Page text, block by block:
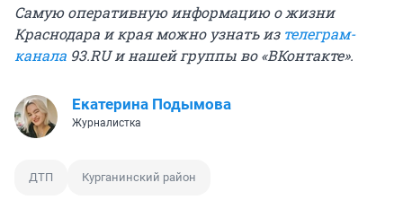
Самую оперативную информацию о жизни
Краснодара и края можно узнать из телеграм-
канала 93.RU и нашей группы во «ВКонтакте».
Екатерина Подымова
Журналистка
ДТП Курганинский район